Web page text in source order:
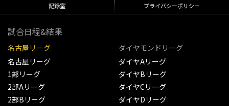
記録室 プライバシーポリシー
試合日程&結果
名古屋リーグ
名古屋リーグ
1部リーグ
2部Aリーグ
2部Bリーグ
ダイヤモンドリーグ
ダイヤAリーグ
ダイヤBリーグ
ダイヤCリーグ
ダイヤDリーグ